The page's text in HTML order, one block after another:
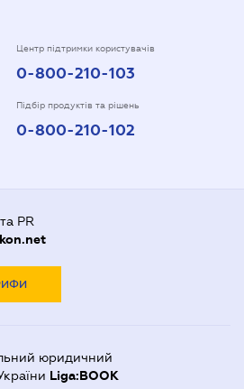
Центр підтримки користувачів
0-800-210-103
Підбір продуктів та рішень
0-800-210-102
PR
юридичний
Liga:BOOK